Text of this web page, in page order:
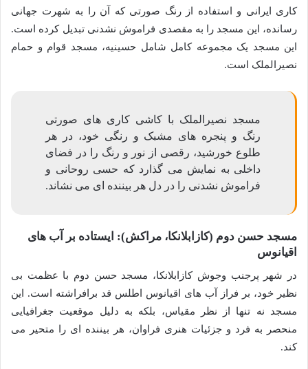
کاری ایرانی و استفاده از رنگ صورتی که آن را به شهرت جهانی
رسانده، این مسجد را به مقصدی فراموش نشدنی تبدیل کرده است.
این مسجد یک مجموعه کامل شامل حسینیه، مسجد قوام و حمام
نصیرالملک است.
مسجد نصیرالملک با کاشی کاری های صورتی
رنگ و پنجره های مشبک و رنگی خود، در هر
طلوع خورشید، رقصی از نور و رنگ را در فضای
داخلی به نمایش می گذارد که حسی روحانی و
فراموش نشدنی را در دل هر بیننده ای می نشاند.
مسجد حسن دوم (کازابلانکا، مراکش): ایستاده بر آب های
اقیانوس
در شهر پرجنب وجوش کازابلانکا، مسجد حسن دوم با عظمت بی
نظیر خود، بر فراز آب های اقیانوس اطلس قد برافراشته است. این
مسجد نه تنها از نظر مقیاس، بلکه به دلیل موقعیت جغرافیایی
منحصر به فرد و جزئیات هنری فراوان، هر بیننده ای را متحیر می
کند.